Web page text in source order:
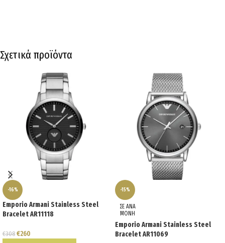
Σχετικά προϊόντα
-16%
Emporio Armani Stainless Steel
Bracelet AR11118
€308 €260
-15%
ΣΕ ΑΝΑ
ΜΟΝΗ
Emporio Armani Stainless Steel
Bracelet AR11069